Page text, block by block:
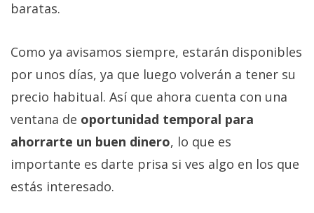
baratas.
Como ya avisamos siempre, estarán disponibles
por unos días, ya que luego volverán a tener su
precio habitual. Así que ahora cuenta con una
ventana de oportunidad temporal para
ahorrarte un buen dinero, lo que es
importante es darte prisa si ves algo en los que
estás interesado.